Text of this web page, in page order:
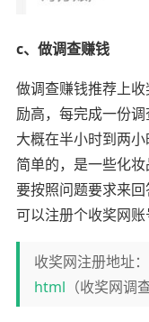
c、做调查赚钱
做调查赚钱推荐上
励高，每完成一份
大概在半小时到两
简单的，是一些化
要按照问题要求来
可以注册个收奖网账
收奖网注册地址：
html （收奖网调